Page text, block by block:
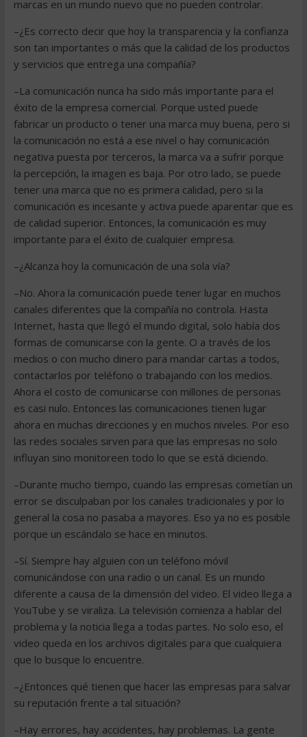
marcas en un mundo nuevo que no pueden controlar.
–¿Es correcto decir que hoy la transparencia y la confianza
son tan importantes o más que la calidad de los productos
y servicios que entrega una compañía?
–La comunicación nunca ha sido más importante para el
éxito de la empresa comercial. Porque usted puede
fabricar un producto o tener una marca muy buena, pero si
la comunicación no está a ese nivel o hay comunicación
negativa puesta por terceros, la marca va a sufrir porque
la percepción, la imagen es baja. Por otro lado, se puede
tener una marca que no es primera calidad, pero si la
comunicación es incesante y activa puede aparentar que es
de calidad superior. Entonces, la comunicación es muy
importante para el éxito de cualquier empresa.
–¿Alcanza hoy la comunicación de una sola vía?
–No. Ahora la comunicación puede tener lugar en muchos
canales diferentes que la compañía no controla. Hasta
Internet, hasta que llegó el mundo digital, solo había dos
formas de comunicarse con la gente. O a través de los
medios o con mucho dinero para mandar cartas a todos,
contactarlos por teléfono o trabajando con los medios.
Ahora el costo de comunicarse con millones de personas
es casi nulo. Entonces las comunicaciones tienen lugar
ahora en muchas direcciones y en muchos niveles. Por eso
las redes sociales sirven para que las empresas no solo
influyan sino monitoreen todo lo que se está diciendo.
–Durante mucho tiempo, cuando las empresas cometían un
error se disculpaban por los canales tradicionales y por lo
general la cosa no pasaba a mayores. Eso ya no es posible
porque un escándalo se hace en minutos.
–Sí. Siempre hay alguien con un teléfono móvil
comunicándose con una radio o un canal. Es un mundo
diferente a causa de la dimensión del video. El video llega a
YouTube y se viraliza. La televisión comienza a hablar del
problema y la noticia llega a todas partes. No solo eso, el
video queda en los archivos digitales para que cualquiera
que lo busque lo encuentre.
–¿Entonces qué tienen que hacer las empresas para salvar
su reputación frente a tal situación?
–Hay errores, hay accidentes, hay problemas. La gente